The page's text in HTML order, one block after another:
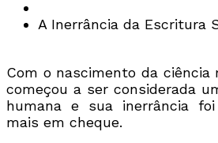
A Inerrância da Escritura
Com o nascimento da ciência
começou a ser considerada
humana e sua inerrância
mais em cheque.